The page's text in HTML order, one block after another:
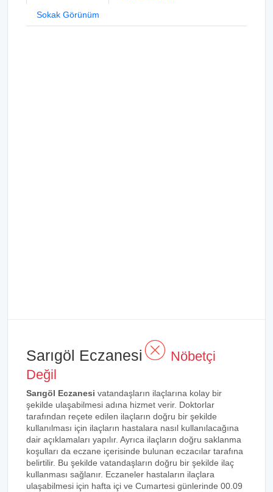
Sokak Görünüm
Sarıgöl Eczanesi
Nöbetçi
Değil
Sarıgöl Eczanesi vatandaşların ilaçlarına kolay bir
şekilde ulaşabilmesi adına hizmet verir. Doktorlar
tarafından reçete edilen ilaçların doğru bir şekilde
kullanılması için ilaçların hastalara nasıl kullanılacağına
dair açıklamaları yapılır. Ayrıca ilaçların doğru saklanma
koşulları da eczane içerisinde bulunan eczacılar tarafına
belirtilir. Bu şekilde vatandaşların doğru bir şekilde ilaç
kullanması sağlanır. Eczaneler hastaların ilaçlara
ulaşabilmesi için hafta içi ve Cumartesi günlerinde 00.09